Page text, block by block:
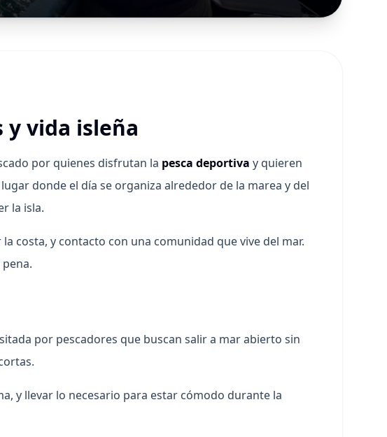
y vida isleña
por quienes disfrutan la pesca deportiva y quieren
donde el día se organiza alrededor de la marea y del
la isla.
costa, y contacto con una comunidad que vive del mar.
por pescadores que buscan salir a mar abierto sin
y llevar lo necesario para estar cómodo durante la